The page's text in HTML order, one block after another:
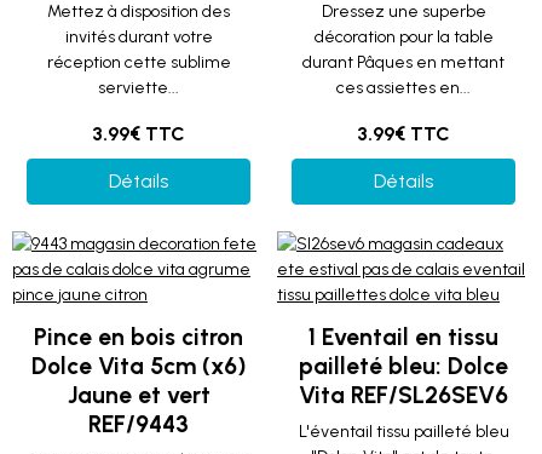
Mettez à disposition des
invités durant votre
réception cette sublime
serviette...
3.99€ TTC
Détails
Dressez une superbe
décoration pour la table
durant Pâques en mettant
ces assiettes en...
3.99€ TTC
Détails
Pince en bois citron
Dolce Vita 5cm (x6)
Jaune et vert
REF/9443
1 Eventail en tissu
pailleté bleu: Dolce
Vita REF/SL26SEV6
L'éventail tissu pailleté bleu